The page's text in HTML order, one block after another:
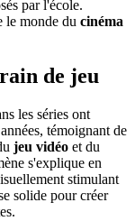
par l'école.
le monde du cinéma
de jeu
les séries ont
témoignant de
jeu vidéo et du
s'explique en
stimulant
solide pour créer